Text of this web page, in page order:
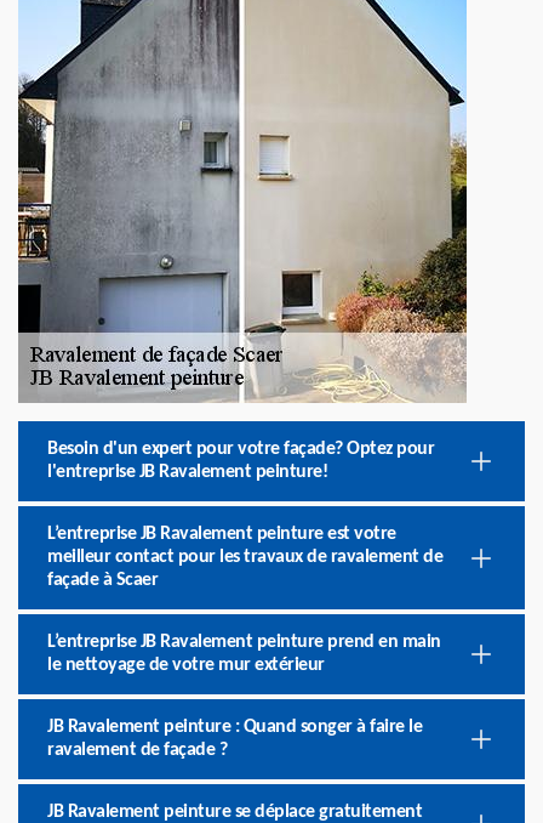
Besoin d'un expert pour votre façade? Optez pour
l'entreprise JB Ravalement peinture!
L’entreprise JB Ravalement peinture est votre
meilleur contact pour les travaux de ravalement de
façade à Scaer
L’entreprise JB Ravalement peinture prend en main
le nettoyage de votre mur extérieur
JB Ravalement peinture : Quand songer à faire le
ravalement de façade ?
JB Ravalement peinture se déplace gratuitement